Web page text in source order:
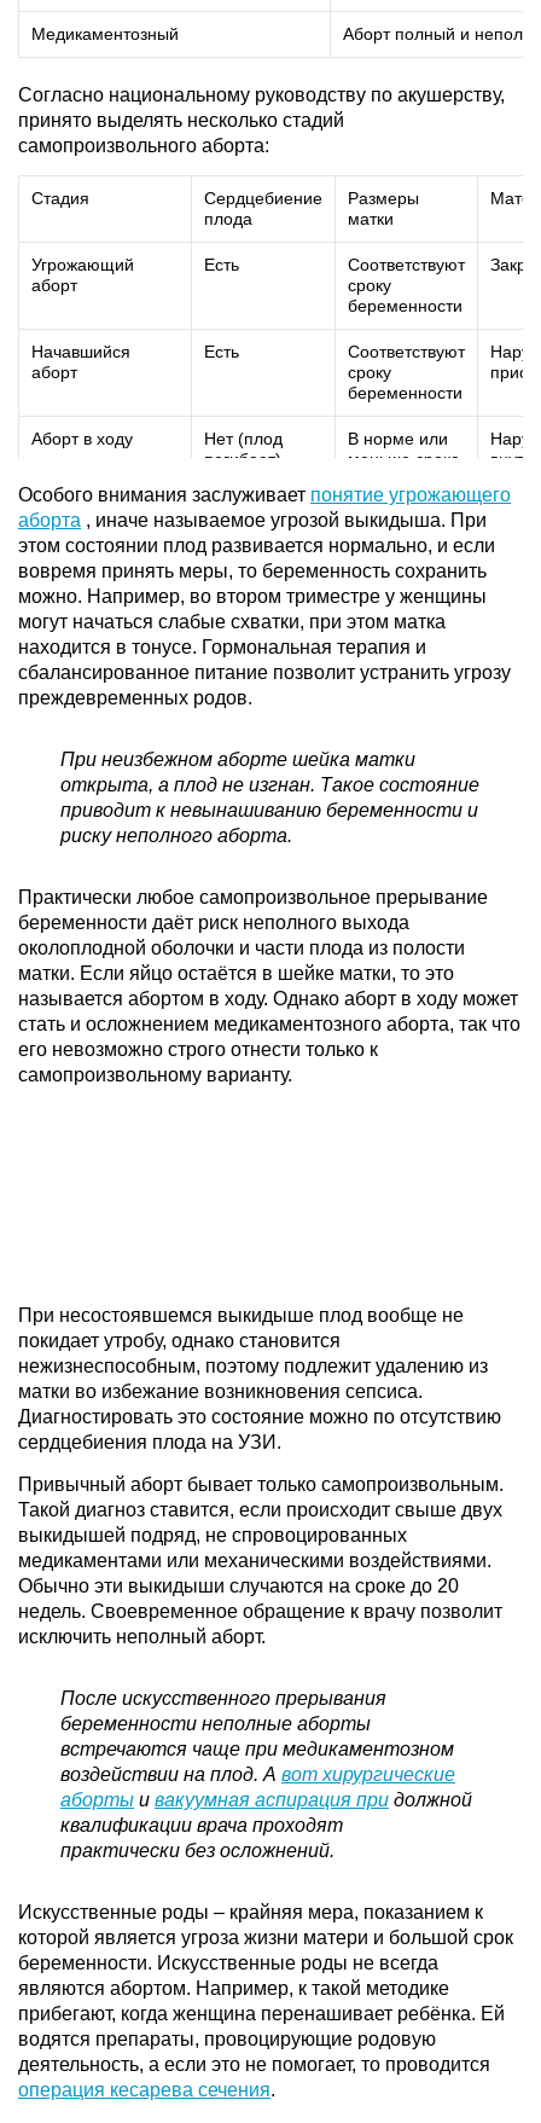
Медикаментозный Аборт полный и
Согласно национальному руководству по акушерству,
принято выделять несколько стадий
самопроизвольного аборта:
Стадия
Сердцебиение
плода
Размеры
матки
Угрожающий
аборт
Есть
Соответствуют
сроку
беременности
Начавшийся
аборт
Есть
Соответствуют
сроку
беременности
Аборт в ходу
Нет (плод
погибает)
В норме или
меньше срока
Неполный аборт
(задержка частей
плодного яйца в
матке)
Нет
Меньше срока
беременности
Полный аборт
(плодное яйцо
полностью
Нет
Меньше срока
беременности
Особого внимания заслуживает понятие угрожающего
аборта , иначе называемое угрозой выкидыша. При
этом состоянии плод развивается нормально, и если
вовремя принять меры, то беременность сохранить
можно. Например, во втором триместре у женщины
могут начаться слабые схватки, при этом матка
находится в тонусе. Гормональная терапия и
сбалансированное питание позволит устранить угрозу
преждевременных родов.
При неизбежном аборте шейка матки
открыта, а плод не изгнан. Такое состояние
приводит к невынашиванию беременности и
риску неполного аборта.
Практически любое самопроизвольное прерывание
беременности даёт риск неполного выхода
околоплодной оболочки и части плода из полости
матки. Если яйцо остаётся в шейке матки, то это
называется абортом в ходу. Однако аборт в ходу может
стать и осложнением медикаментозного аборта, так что
его невозможно строго отнести только к
самопроизвольному варианту.
При несостоявшемся выкидыше плод вообще не
покидает утробу, однако становится
нежизнеспособным, поэтому подлежит удалению из
матки во избежание возникновения сепсиса.
Диагностировать это состояние можно по отсутствию
сердцебиения плода на УЗИ.
Привычный аборт бывает только самопроизвольным.
Такой диагноз ставится, если происходит свыше двух
выкидышей подряд, не спровоцированных
медикаментами или механическими воздействиями.
Обычно эти выкидыши случаются на сроке до 20
недель. Своевременное обращение к врачу позволит
исключить неполный аборт.
После искусственного прерывания
беременности неполные аборты
встречаются чаще при медикаментозном
воздействии на плод. А вот хирургические
аборты и вакуумная аспирация при должной
квалификации врача проходят
практически без осложнений.
Искусственные роды – крайняя мера, показанием к
которой является угроза жизни матери и большой срок
беременности. Искусственные роды не всегда
являются абортом. Например, к такой методике
прибегают, когда женщина перенашивает ребёнка. Ей
водятся препараты, провоцирующие родовую
деятельность, а если это не помогает, то проводится
операция кесарева сечения.